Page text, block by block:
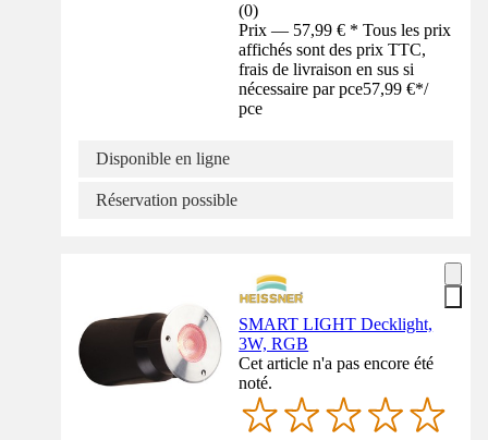
(0)
Prix — 57,99 € * Tous les prix
affichés sont des prix TTC,
frais de livraison en sus si
nécessaire par pce57,99 €*/
pce
Disponible en ligne
Réservation possible
SMART LIGHT Decklight,
3W, RGB
Cet article n'a pas encore été
noté.